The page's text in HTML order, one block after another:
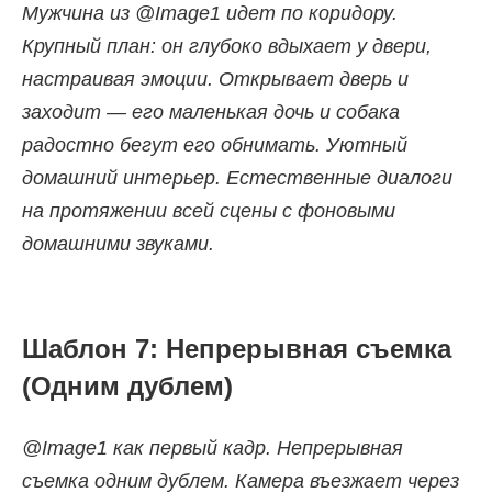
Мужчина из @Image1 идет по коридору.
Крупный план: он глубоко вдыхает у двери,
настраивая эмоции. Открывает дверь и
заходит — его маленькая дочь и собака
радостно бегут его обнимать. Уютный
домашний интерьер. Естественные диалоги
на протяжении всей сцены с фоновыми
домашними звуками.
Шаблон 7: Непрерывная съемка
(Одним дублем)
@Image1 как первый кадр. Непрерывная
съемка одним дублем. Камера въезжает через